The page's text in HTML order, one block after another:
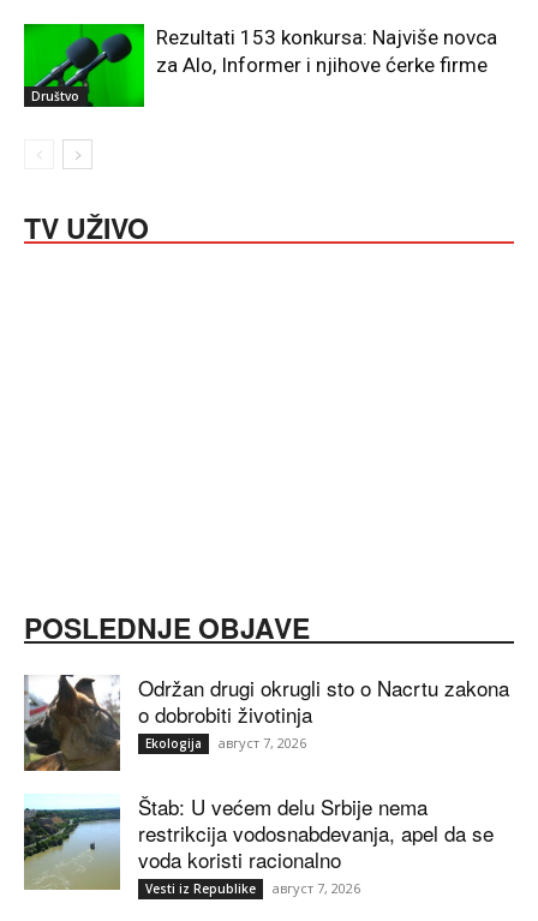
Društvo
Rezultati 153 konkursa: Najviše novca
za Alo, Informer i njihove ćerke firme
TV UŽIVO
POSLEDNJE OBJAVE
Održan drugi okrugli sto o Nacrtu zakona
o dobrobiti životinja
Ekologija август 7, 2026
Štab: U većem delu Srbije nema
restrikcija vodosnabdevanja, apel da se
voda koristi racionalno
Vesti iz Republike август 7, 2026